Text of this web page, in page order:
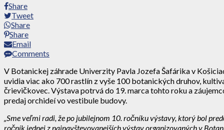
Share
Tweet
Share
Share
Email
Comments
V Botanickej záhrade Univerzity Pavla Jozefa Šafárika v
uvidia viac ako 700 rastlín z vyše 100 botanických druhov,
črievičkovec. Výstava potrvá do 19. marca tohto roku a
predaj orchideí vo vestibule budovy.
„Sme veľmi radi, že po jubilejnom 10. ročníku výstavy, ktorý bol
ročník jednej z najnavštevovanejších výstav organizovaných v